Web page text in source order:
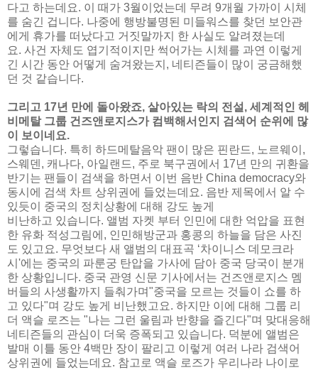
다고 하는데요. 이 때가 3월이었는데 무려 9개월 가까이 시체
를 숨긴 겁니다. 나중에 행방불명된 미들워스를 찾던 보안관
에게 휴가를 떠났다고 거짓말까지 한 사실도 알려졌는데
요. 사건 자체도 엽기적이지만 썩어가는 시체를 과연 이렇게
긴 시간 동안 어떻게 숨겨왔는지, 네티즌들이 많이 궁금해했
던 것 같습니다.
그리고 17년 만에 돌아왔죠, 살아있는 락의 전설, 세계적인 헤
비메탈 그룹 건즈앤로지스가 컴백해서인지 검색어 순위에 많
이 보이네요.
그렇습니다. 특히 하드메탈음악 팬이 많은 핀란드, 노르웨이,
스웨덴, 캐나다, 아일랜드, 주로 북구권에서 17년 만의 귀환을
반기는 팬들이 검색을 하면서 이번 음반 China democracy와
동시에 검색 차트 상위권에 들었는데요. 음반 제목에서 알 수
있듯이 중국의 정치상황에 대해 강도 높게
비난하고 있습니다. 앨범 자켓 부터 인민에 대한 억압을 표현
한 유화 적성그림에, 인민해방군과 홍콩의 하늘을 담은 사진
도 있고요. 무엇보다 새 앨범의 대표곡 ‘차이니스 데모크라
시'에는 중국의 파룬궁 탄압을 가사에 담아 중국 당국이 분개
한 상황입니다. 중국 관영 신문 기사에서는 건즈앤로지스 멤
버들의 사생활까지 들춰가며"중국을 모르는 것들이 쇼를 하
고 있다"며 강도 높게 비난했고요. 하지만 이에 대해 그룹 리
더 액슬 로즈는 "나는 그런 울림과 반향을 즐긴다"며 맞대응해
네티즌들의 관심이 더욱 증폭되고 있습니다. 덕분에 앨범은
발매 이틀 동안 4백만 장이 팔리고 이렇게 여러 나라 검색어
상위권에 들었는데요. 참고로 액슬 로즈가 우리나라 나이로